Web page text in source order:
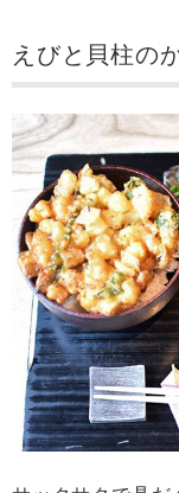
えびと貝柱の